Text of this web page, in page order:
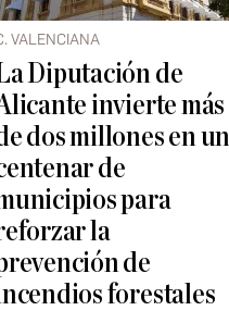
VALENCIANA
Diputación de
invierte más
dos millones en un
de
para
la
de
forestales